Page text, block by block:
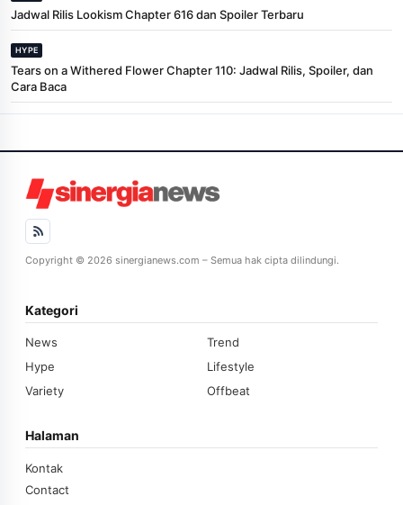
Jadwal Rilis Lookism Chapter 616 dan Spoiler Terbaru
HYPE
Tears on a Withered Flower Chapter 110: Jadwal Rilis, Spoiler, dan
Cara Baca
Copyright © 2026 sinergianews.com – Semua hak cipta dilindungi.
Kategori
News
Trend
Hype
Lifestyle
Variety
Offbeat
Halaman
Kontak
Contact